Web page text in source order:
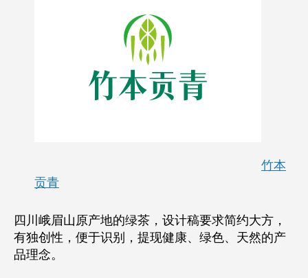
竹本
贡青
四川峨眉山原产地的绿茶，设计稿要求简约大方，
有独创性，便于识别，提现健康、绿色、天然的产
品理念。